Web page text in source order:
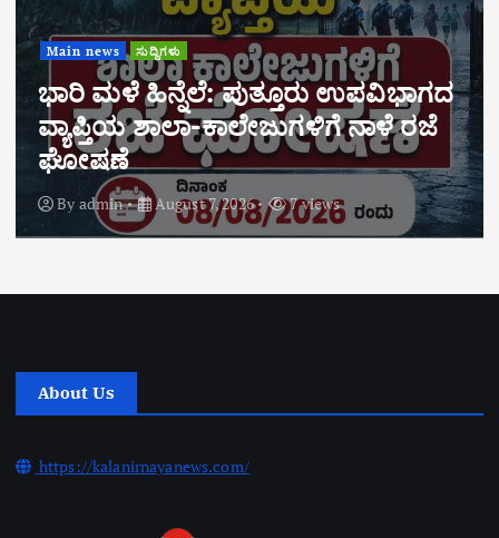
ಬಂಗಾಡಿ ಸಹಕಾರಿ ವ್ಯವಸಾಯಿಕ ಸಂಘದ
ವಾರ್ಷಿಕ ಮಹಾಸಭೆ ಆ.29ರಂದು
ನಡೆಯಲಿದೆ. ಶೇ.70ಕ್ಕಿಂತ ಹೆಚ್ಚು ಅಂಕ
ಪಡೆದ ಸದಸ್ಯರ ಮಕ್ಕಳಿಗೆ ವಿದ್ಯಾರ್ಥಿವೇತನಕ್ಕೆ
ಅರ್ಜಿ ಆಹ್ವಾನ
Byadmin August 7, 2026 6 views
About Us
https://kalanirnayanews.com/